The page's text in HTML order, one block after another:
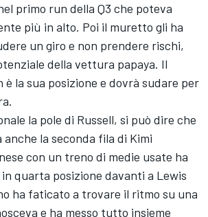
primo run della Q3 che poteva
più in alto. Poi il muretto gli ha
un giro e non prendere rischi,
della vettura papaya. Il
la sua posizione e dovrà sudare per
la pole di Russell, si può dire che
la seconda fila di Kimi
con un treno di medie usate ha
in quarta posizione davanti a Lewis
ha faticato a trovare il ritmo su una
e ha messo tutto insieme